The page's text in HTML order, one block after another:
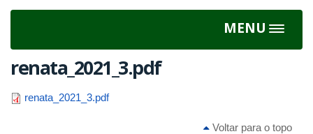
MENU
Toggle
renata_2021_3.pdf
renata_2021_3.pdf
Voltar para o topo